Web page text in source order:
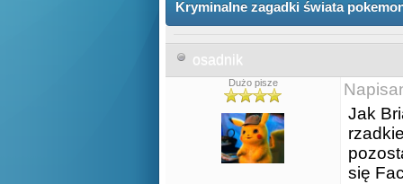
Kryminalne zagadki świata
osadnik
Dużo pisze
Jak
się